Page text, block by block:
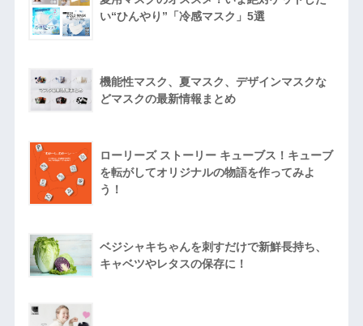
い“ひんやり”「冷感マスク」5選
機能性マスク、夏マスク、デザインマスクな
どマスクの最新情報まとめ
ローリーズ ストーリー キューブス！キューブ
を転がしてオリジナルの物語を作ってみよ
う！
ベジシャキちゃんを刺すだけで新鮮長持ち、
キャベツやレタスの保存に！